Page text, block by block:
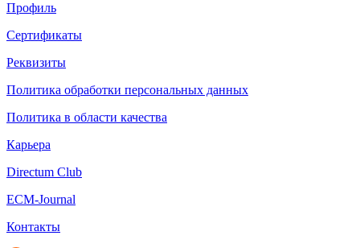
Профиль
Сертификаты
Реквизиты
Политика обработки персональных данных
Политика в области качества
Карьера
Directum Club
ECM-Journal
Контакты